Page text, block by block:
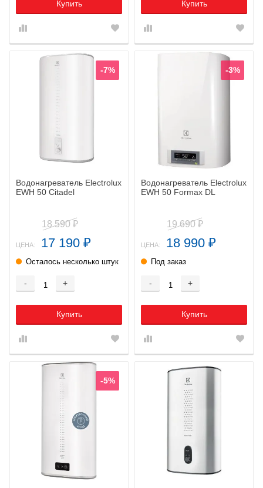
Купить Купить
-7%
Водонагреватель Electrolux
EWH 50 Citadel
18 590 ₽
ЦЕНА: 17 190 ₽
Осталось несколько штук
- +
Купить
-3%
Водонагреватель Electrolux
EWH 50 Formax DL
19 690 ₽
ЦЕНА: 18 990 ₽
Под заказ
- +
Купить
-5%